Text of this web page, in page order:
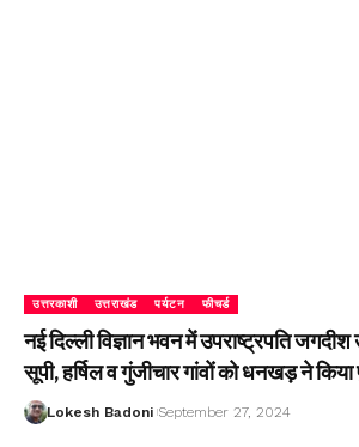
उत्तरकाशी उत्तराखंड पर्यटन फीचर्ड
नई दिल्ली विज्ञान भवन में उपराष्ट्रपति
सूपी, हर्षिल व गुंजीचार गांवों को धनखड़ ने
Lokesh Badoni September 27, 2024